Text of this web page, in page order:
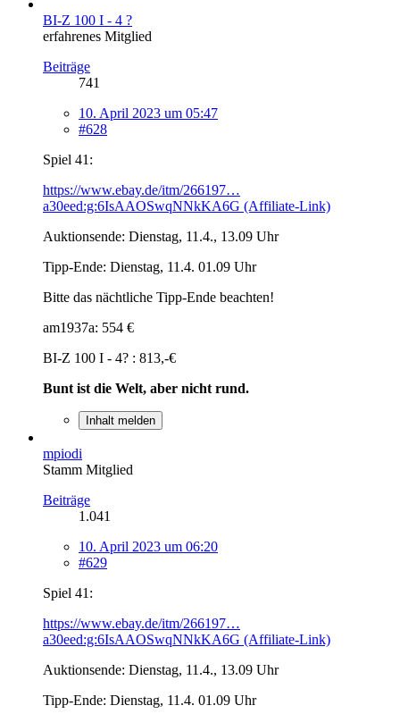
BI-Z 100 I - 4 ?
erfahrenes Mitglied
Beiträge
741
10. April 2023 um 05:47
#628
Spiel 41:
https://www.ebay.de/itm/266197…
a30eed:g:6IsAAOSwqNNkKA6G (Affiliate-Link)
Auktionsende: Dienstag, 11.4., 13.09 Uhr
Tipp-Ende: Dienstag, 11.4. 01.09 Uhr
Bitte das nächtliche Tipp-Ende beachten!
am1937a: 554 €
BI-Z 100 I - 4? : 813,-€
Bunt ist die Welt, aber nicht rund.
Inhalt melden
mpiodi
Stamm Mitglied
Beiträge
1.041
10. April 2023 um 06:20
#629
Spiel 41:
https://www.ebay.de/itm/266197…
a30eed:g:6IsAAOSwqNNkKA6G (Affiliate-Link)
Auktionsende: Dienstag, 11.4., 13.09 Uhr
Tipp-Ende: Dienstag, 11.4. 01.09 Uhr